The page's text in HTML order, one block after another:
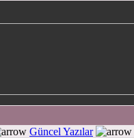
Güncel Yazılar